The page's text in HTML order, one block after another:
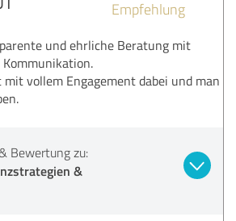
Empfehlung
und ehrliche Beratung mit
mit vollem Engagement dabei und man
Bewertung zu:
&